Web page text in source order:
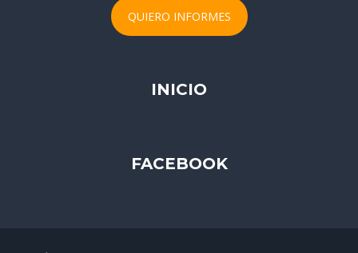
QUIERO INFORMES
INICIO
FACEBOOK